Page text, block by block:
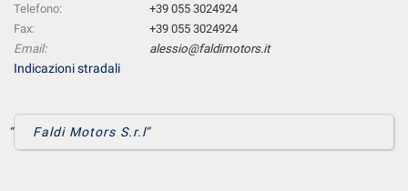
Telefono:
+39 055 3024924
Fax:
+39 055 3024924
Email:
alessio@faldimotors.it
Indicazioni stradali
Faldi Motors S.r.l